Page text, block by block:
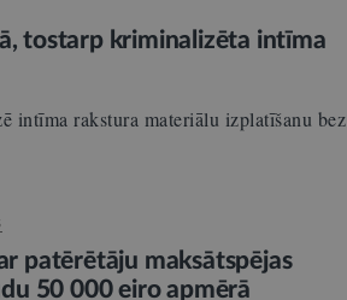
tostarp kriminalizēta intīma
rakstura materiālu izplatīšanu bez
patērētāju maksātspējas
50 000 eiro apmērā